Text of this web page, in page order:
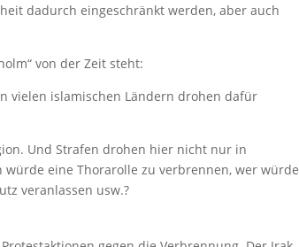
dadurch eingeschränkt werden, aber auch
von der Zeit steht:
vielen islamischen Ländern drohen dafür
Und Strafen drohen hier nicht nur in
eine Thorarolle zu verbrennen, wer würde
veranlassen usw.?